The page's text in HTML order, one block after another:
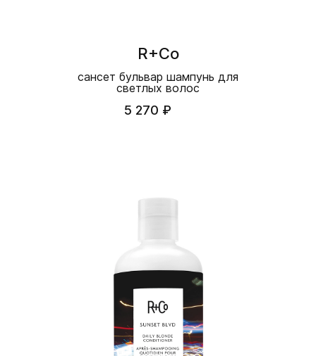
R+Co
сансет бульвар шампунь для
светлых волос
5 270 ₽